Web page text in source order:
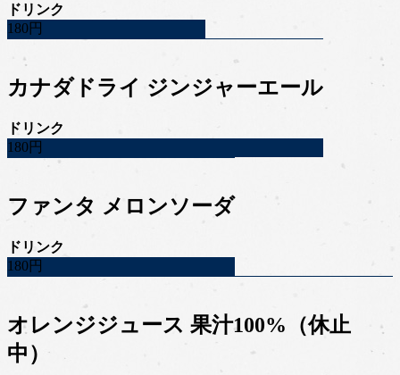
ドリンク
180円
カナダドライ ジンジャーエール
ドリンク
180円
ファンタ メロンソーダ
ドリンク
180円
オレンジジュース 果汁100%（休止
中）